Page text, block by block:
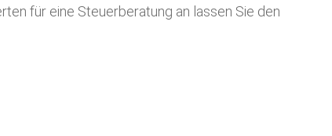
für eine Steuerberatung an lassen Sie den